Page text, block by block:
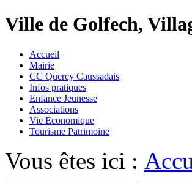
Ville de Golfech,
Accueil
Mairie
CC Quercy Caussadais
Infos pratiques
Enfance Jeunesse
Associations
Vie Economique
Tourisme Patrimoine
Vous êtes ici :